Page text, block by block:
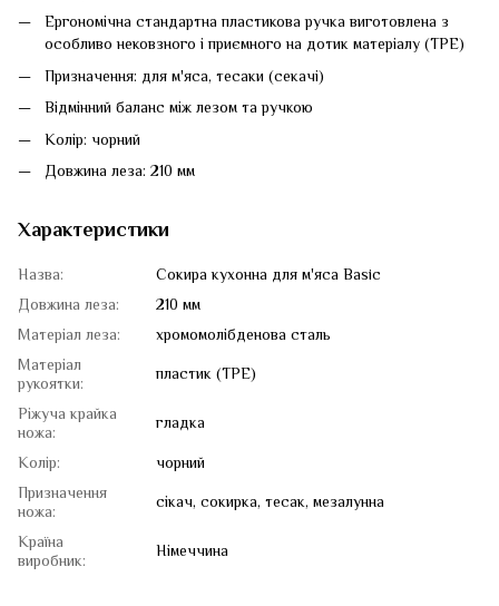
Ергономічна стандартна пластикова ручка виготовлена з
особливо нековзного і приємного на дотик матеріалу (TPE)
Призначення: для м'яса, тесаки (секачі)
Відмінний баланс між лезом та ручкою
Колір: чорний
Довжина леза: 210 мм
Характеристики
Назва:
Сокира кухонна для м'яса Basic
Довжина леза:
210 мм
Матеріал леза:
хромомолібденова сталь
Матеріал
рукоятки:
пластик (TPE)
Ріжуча крайка
ножа:
гладка
Колір:
чорний
Призначення
ножа:
сікач, сокирка, тесак, мезалунна
Країна
виробник:
Німеччина